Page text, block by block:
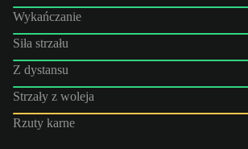
Wykańczanie
Siła strzału
Z dystansu
Strzały z woleja
Rzuty karne